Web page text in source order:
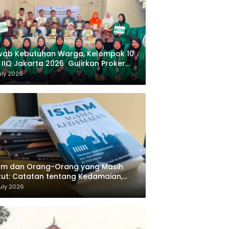
Kebutuhan Warga, Kelompok 10
IIQ Jakarta 2026 Gulirkan Proker
Al-Qur’an di Sukamanah
2026
dan Orang-Orang yang Masih
Catatan tentang Kedamaian,
dan Negara dalam
Masykuri Abdillah
2026